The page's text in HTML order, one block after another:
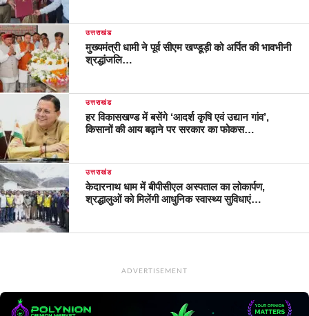
उत्तराखंड
मुख्यमंत्री धामी ने पूर्व सीएम खण्डूड़ी को अर्पित की भावभीनी
श्रद्धांजलि…
उत्तराखंड
हर विकासखण्ड में बसेंगे ‘आदर्श कृषि एवं उद्यान गांव’,
किसानों की आय बढ़ाने पर सरकार का फोकस…
उत्तराखंड
केदारनाथ धाम में बीपीसीएल अस्पताल का लोकार्पण,
श्रद्धालुओं को मिलेंगी आधुनिक स्वास्थ्य सुविधाएं…
ADVERTISEMENT